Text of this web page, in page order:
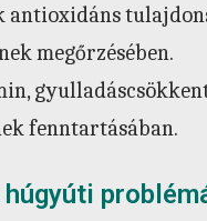
antioxidáns
megőrzésében.
fenntartásában.